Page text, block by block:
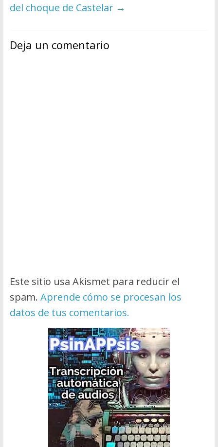
del choque de Castelar →
Deja un comentario
Este sitio usa Akismet para reducir el
spam. Aprende cómo se procesan los
datos de tus comentarios.